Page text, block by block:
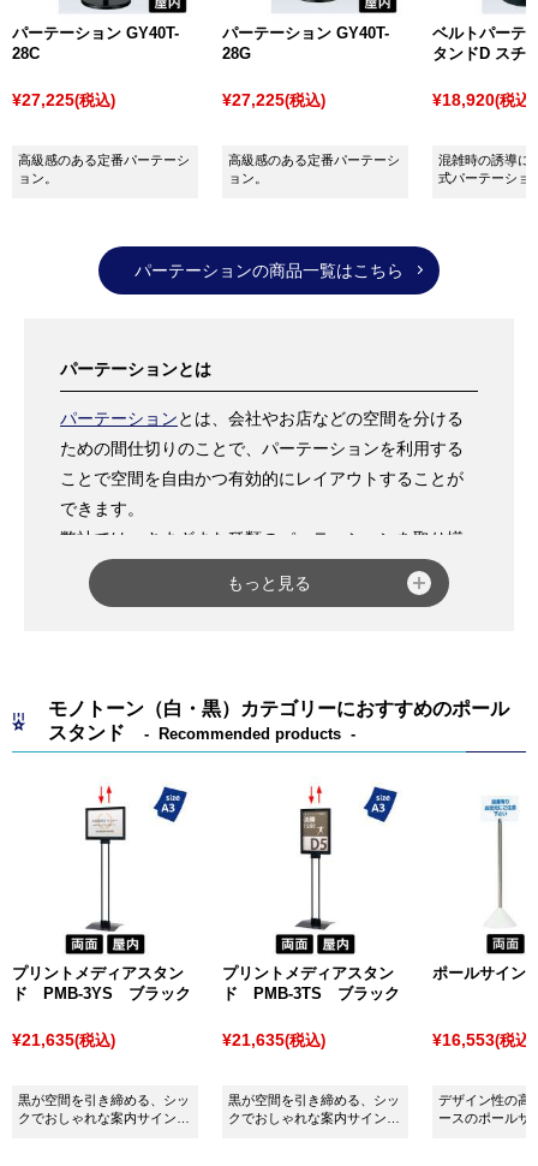
あふれるスペックスタンドです。φ31.8mmのパイプが
やわらかい印象を与えてくれます。
かした記名台です。天板にクリップが付いており、掲
その他にもさまざまなメニュースタンドを取り揃えて
パーテーション GY40T-
28C
¥27,225(税込)
高級感のある定番パーテーシ
ョン。
パーテーション GY40T-
28G
¥27,225(税込)
高級感のある定番パーテーシ
ョン。
ベルトパーテ
タンドD スチ
¥18,920(税込)
混雑時の誘導に
式パーテーショ
パーテーションの商品一覧はこちら
パーテーションとは
パーテーションとは、会社やお店などの空間を分ける
ための間仕切りのことで、パーテーションを利用する
ことで空間を自由かつ有効的にレイアウトすることが
できます。
弊社では、さまざまな種類のパーテーションを取り揃
えています。
ベルトパーテーション LP-92
」は、支柱がステンレ
「屋外用パーテーション チェーンスタンド」は、フッ
ク付きのリーズナブルな注水式パーテーションです。
ホワイト・ブラウン・シルバーの3色展開で、雰囲気に
合わせてお選びいただけます。
また、チェーンスタンドなどフック付きパーテーショ
種チェーン・ロープもございます。
「サインキューブ
シリーズ」は、街の景観にマッチし
たデザインと大きな表示面で安定感のあるパーテーシ
上部に取っ手が付いているため持ち運びも便利で、表
その他にもさまざまなパーテーションがございますの
もっと見る
モノトーン（白・黒）カテゴリーにおすすめのポール
スタンド
Recommended products
プリントメディアスタン
ド PMB-3YS ブラック
¥21,635(税込)
黒が空間を引き締める、シッ
クでおしゃれな案内サイン。
プリントメディアスタン
ド PMB-3TS ブラック
¥21,635(税込)
黒が空間を引き締める、シッ
クでおしゃれな案内サイン。
ポールサイン
¥16,553(税込)
デザイン性の高
ースのポールサ